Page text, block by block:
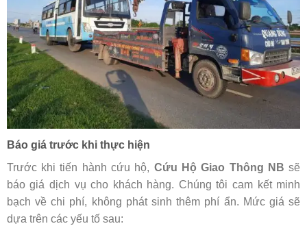
Báo giá trước khi thực hiện
Trước khi tiến hành cứu hộ, Cứu Hộ Giao Thông NB sẽ
báo giá dịch vụ cho khách hàng. Chúng tôi cam kết minh
bạch về chi phí, không phát sinh thêm phí ẩn. Mức giá sẽ
dựa trên các yếu tố sau: